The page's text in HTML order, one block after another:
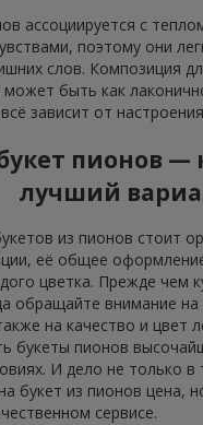
ассоциируется с
поэтому они
слов. Композиция
может быть как
зависит от
пионов —
лучший
из пионов стоит
её общее
цветка. Прежде чем
обращайте внимание
на качество и цвет
букеты пионов
И дело не только в
букет из пионов цена,
сервисе.